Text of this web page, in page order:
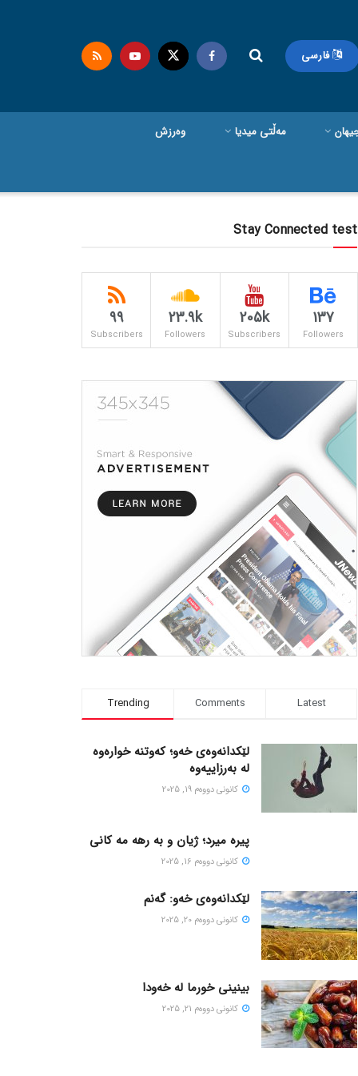
فارسی
مەڵتی میدیا وەرزش
Stay Connected test
137
Followers
205k
Subscribers
23.9k
Followers
99
Subscribers
Trending Comments Latest
لێکدانەوەی خەو؛ کەوتنە خوارەوە
لە بەرزاییەوە
كانونی دووه‌م 19, 2025
پیره میرد؛ ژیان و به رهه مه کانی
كانونی دووه‌م 16, 2025
لێکدانەوەی خەو: گەنم
كانونی دووه‌م 20, 2025
بینینی خورما لە خەودا
كانونی دووه‌م 21, 2025